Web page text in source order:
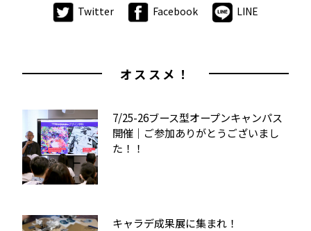
Twitter Facebook LINE
オススメ！
7/25-26ブース型オープンキャンパス
開催｜ご参加ありがとうございまし
た！！
キャラデ成果展に集まれ！